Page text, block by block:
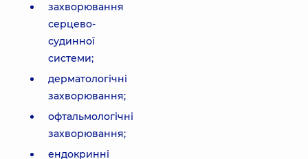
захворювання
серцево-
судинної
системи;
дерматологічні
захворювання;
офтальмологічні
захворювання;
ендокринні